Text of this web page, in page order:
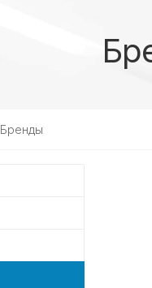
Бренды